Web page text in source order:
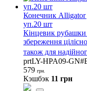
Конечник Alligator
уп.20 шт
Кінцевик
збереження
також для
prtLY-HPA09-
579 грн.
Кэшбэк 11 грн